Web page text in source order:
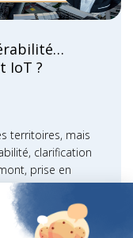
IoT ?
territoires, mais
clarification
prise en